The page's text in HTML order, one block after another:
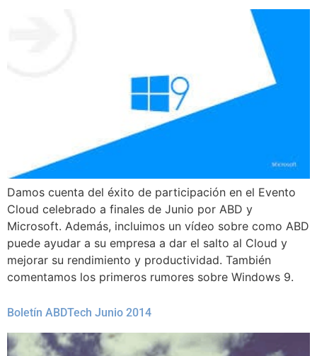
Damos cuenta del éxito de participación en el Evento
Cloud celebrado a finales de Junio por ABD y
Microsoft. Además, incluimos un vídeo sobre como ABD
puede ayudar a su empresa a dar el salto al Cloud y
mejorar su rendimiento y productividad. También
comentamos los primeros rumores sobre Windows 9.
Boletín ABDTech Junio 2014